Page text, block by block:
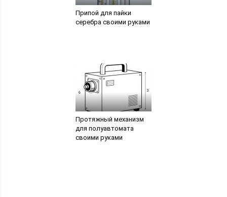
Припой для пайки
серебра своими руками
Протяжный механизм
для полуавтомата
своими руками